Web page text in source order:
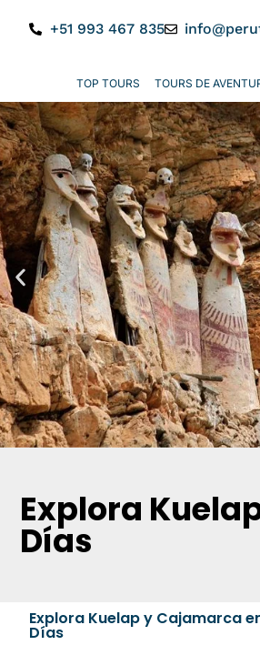
+51 993 467 835
TOP TOURS TOURS DE
Explora
Días
Explora Kuelap y Cajamarca
Días